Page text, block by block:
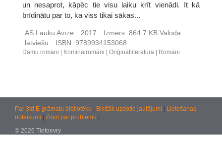
un nesaprot, kāpēc tie visu laiku krīt vienādi. It kā
brīdinātu par to, ka viss tikai sākas...
AS Lauku Avīze 2017 Izmērs: 864,7 KB Valoda:
latviešu
ISBN: 9789934153068
Dāmu romāni Kriminālromāni Oriģinālliteratūra Romāni
Par 3td E-grāmatu bibliotēku Biežāk uzdotie jautājumi
Lietošanas
noteikumi
Ziņot par problēmu
© 2026 Tietoevry